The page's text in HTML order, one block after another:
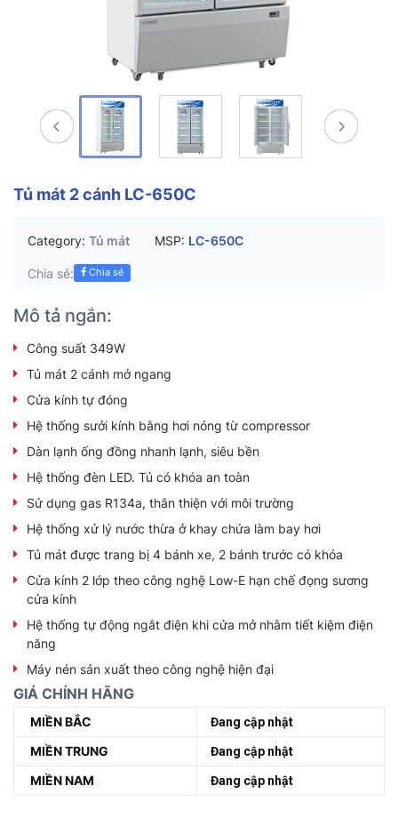
Tủ mát 2 cánh LC-650C
Category: Tủ mát MSP: LC-650C
Chia sẻ: Chia sẻ
Mô tả ngắn:
Công suất 349W
Tủ mát 2 cánh mở ngang
Cửa kính tự đóng
Hệ thống sưởi kính bằng hơi nóng từ compressor
Dàn lạnh ống đồng nhanh lạnh, siêu bền
Hệ thống đèn LED. Tủ có khóa an toàn
Sử dụng gas R134a, thân thiện với môi trường
Hệ thống xử lý nước thừa ở khay chứa làm bay hơi
Tủ mát được trang bị 4 bánh xe, 2 bánh trước có khóa
Cửa kính 2 lớp theo công nghệ Low-E hạn chế đọng sương
cửa kính
Hệ thống tự động ngắt điện khi cửa mở nhằm tiết kiệm điện
năng
Máy nén sản xuất theo công nghệ hiện đại
GIÁ CHÍNH HÃNG
MIỀN BẮC Đang cập nhật
MIỀN TRUNG Đang cập nhật
MIỀN NAM Đang cập nhật